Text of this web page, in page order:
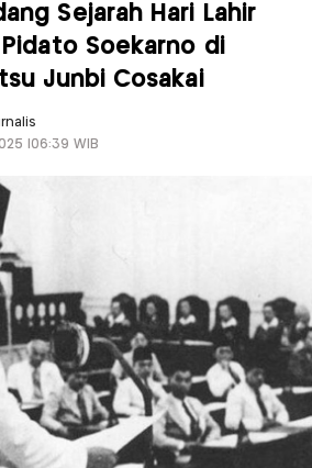
Sejarah Hari Lahir
Pidato Soekarno di
Junbi Cosakai
|06:39 WIB